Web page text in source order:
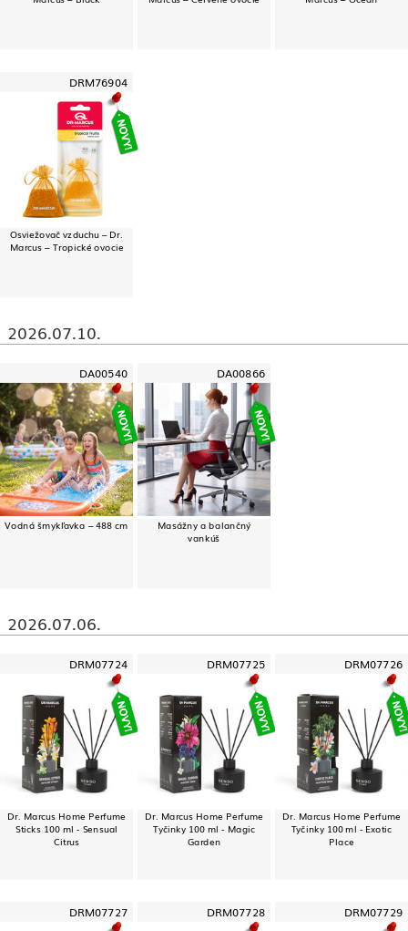
DRM76904
Osviežovač vzduchu – Dr.
Marcus – Tropické ovocie
2026.07.10.
DA00540
Vodná šmykľavka – 488 cm
DA00866
Masážny a balančný
vankúš
2026.07.06.
DRM07724
Dr. Marcus Home Perfume
Sticks 100 ml - Sensual
Citrus
DRM07725
Dr. Marcus Home Perfume
Tyčinky 100 ml - Magic
Garden
DRM07726
Dr. Marcus Home Perfume
Tyčinky 100 ml - Exotic
Place
DRM07727 DRM07728 DRM07729